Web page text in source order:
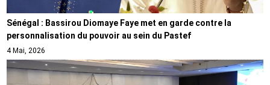
Sénégal : Bassirou Diomaye Faye met en garde contre la
personnalisation du pouvoir au sein du Pastef
4 Mai, 2026